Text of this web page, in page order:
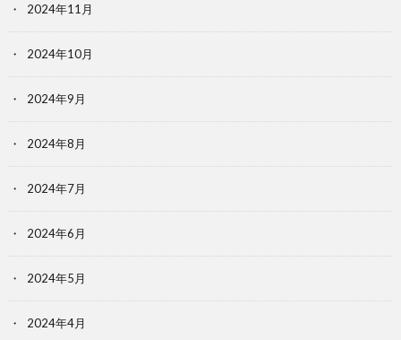
2024年11月
2024年10月
2024年9月
2024年8月
2024年7月
2024年6月
2024年5月
2024年4月